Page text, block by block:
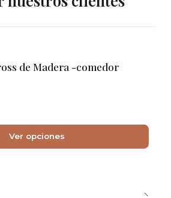
de Madera -comedor
Ver opciones